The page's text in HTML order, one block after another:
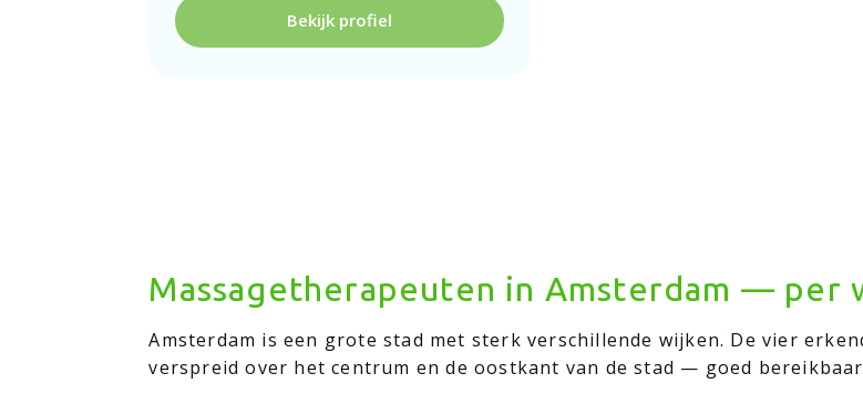
Bekijk profiel
Massagetherapeuten in Amsterdam — per
Amsterdam is een grote stad met sterk verschillende wijken. De vier
verspreid over het centrum en de oostkant van de stad — goed